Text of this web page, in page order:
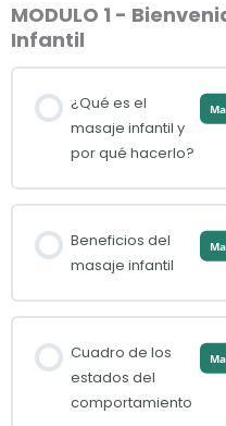
MODULO 1 -
Infantil
¿Qué es el
masaje infantil y
por qué hacerlo?
Beneficios del
masaje infantil
Cuadro de los
estados del
comportamiento